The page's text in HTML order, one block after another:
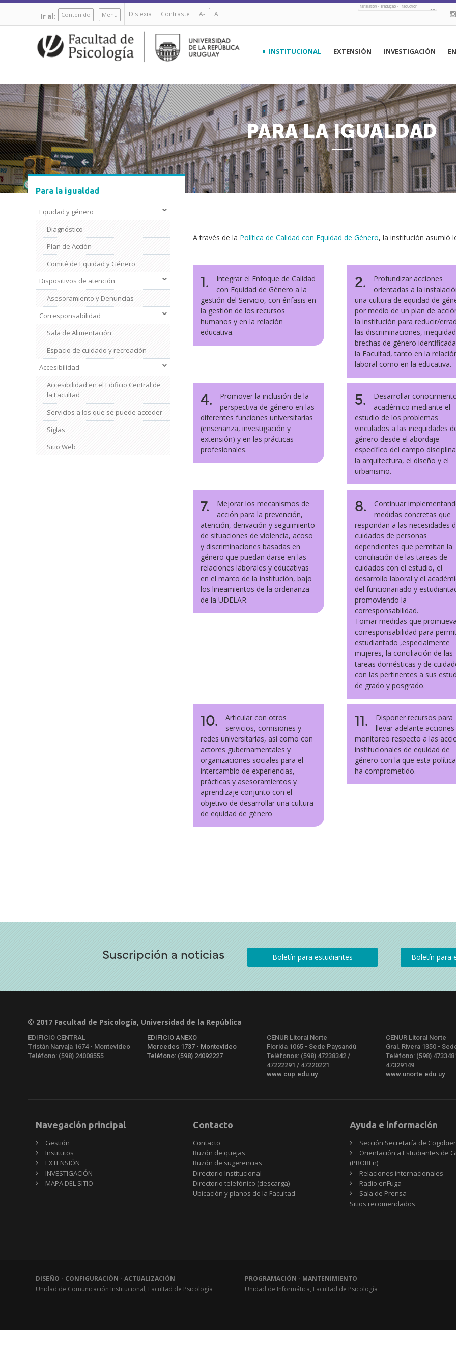
Pasar
contenido
Ir al: Contenido Menú Dislexia Contraste A- A+
Translation - Tradução - Traduction
principal
INSTITUCIONAL EXTENSIÓN INVESTIGACIÓN
PARA LA IGUALDAD
Para la igualdad
Equidad y género
Diagnóstico
Plan de Acción
Comité de Equidad y Género
Dispositivos de atención
Asesoramiento y Denuncias
Corresponsabilidad
Sala de Alimentación
Espacio de cuidado y recreación
Accesibilidad
Accesibilidad en el Edificio Central de
la Facultad
Servicios a los que se puede acceder
Siglas
Sitio Web
A través de la Política de Calidad con Equidad de Género, la institución asumió
1.
Integrar el Enfoque de Calidad
con Equidad de Género a la
gestión del Servicio, con énfasis en
la gestión de los recursos
humanos y en la relación
educativa.
2.
Profundizar acciones
orientadas a la
una cultura de equidad de
por medio de un plan de
la institución para reducir/
las discriminaciones,
brechas de género
la Facultad, tanto en la
laboral como en la educativa.
4.
Promover la inclusión de la
perspectiva de género en las
diferentes funciones universitarias
(enseñanza, investigación y
extensión) y en las prácticas
profesionales.
5.
Desarrollar
académico mediante el
estudio de los problemas
vinculados a las inequidades
género desde el abordaje
específico del campo
la arquitectura, el diseño y el
urbanismo.
7.
Mejorar los mecanismos de
acción para la prevención,
atención, derivación y seguimiento
de situaciones de violencia, acoso
y discriminaciones basadas en
género que puedan darse en las
relaciones laborales y educativas
en el marco de la institución, bajo
los lineamientos de la ordenanza
de la UDELAR.
8.
Continuar
medidas concretas que
respondan a las necesidades
cuidados de personas
dependientes que permitan la
conciliación de las tareas de
cuidados con el estudio, el
desarrollo laboral y el
del funcionariado y
promoviendo la
corresponsabilidad.
Tomar medidas que
corresponsabilidad para
estudiantado ,especialmente
mujeres, la conciliación de las
tareas domésticas y de
con las pertinentes a sus
de grado y posgrado.
10.
Articular con otros
servicios, comisiones y
redes universitarias, así como con
actores gubernamentales y
organizaciones sociales para el
intercambio de experiencias,
prácticas y asesoramientos y
aprendizaje conjunto con el
objetivo de desarrollar una cultura
de equidad de género
11.
Disponer recursos para
llevar adelante acciones
monitoreo respecto a las
institucionales de equidad de
género con la que esta
ha comprometido.
Suscripción a noticias
© 2017 Facultad de Psicología, Universidad de la República
EDIFICIO CENTRAL
Tristán Narvaja 1674 - Montevideo
Teléfono: (598) 24008555
EDIFICIO ANEXO
Mercedes 1737 - Montevideo
Teléfono: (598) 24092227
CENUR Litoral Norte
Florida 1065 - Sede Paysandú
Teléfonos: (598) 47238342 /
47222291 / 47220221
www.cup.edu.uy
CENUR Litoral Norte
Gral. Rivera 1350 -
Teléfono: (598)
47329149
www.unorte.edu.uy
Navegación principal
Gestión
Institutos
EXTENSIÓN
INVESTIGACIÓN
MAPA DEL SITIO
Contacto
Contacto
Buzón de quejas
Buzón de sugerencias
Directorio Institucional
Directorio telefónico (descarga)
Ubicación y planos de la Facultad
Ayuda e información
Sección Secretaría de
Orientación a Estudiantes de
(PROREn)
Relaciones internacionales
Radio enFuga
Sala de Prensa
Sitios
Sitios recomendados
DISEÑO - CONFIGURACIÓN - ACTUALIZACIÓN
Unidad de Comunicación Institucional, Facultad de Psicología
PROGRAMACIÓN - MANTENIMIENTO
Unidad de Informática, Facultad de Psicología